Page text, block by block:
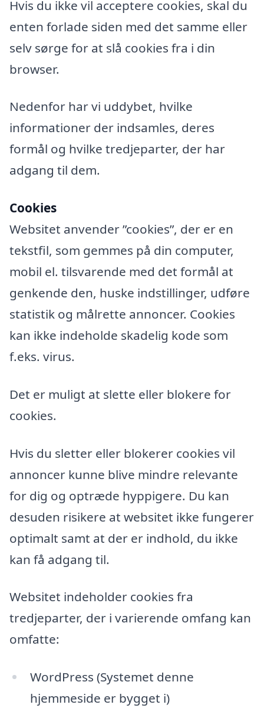
Hvis du ikke vil acceptere cookies, skal du
enten forlade siden med det samme eller
selv sørge for at slå cookies fra i din
browser.
Nedenfor har vi uddybet, hvilke
informationer der indsamles, deres
formål og hvilke tredjeparter, der har
adgang til dem.
Cookies
Websitet anvender ”cookies”, der er en
tekstfil, som gemmes på din computer,
mobil el. tilsvarende med det formål at
genkende den, huske indstillinger, udføre
statistik og målrette annoncer. Cookies
kan ikke indeholde skadelig kode som
f.eks. virus.
Det er muligt at slette eller blokere for
cookies.
Hvis du sletter eller blokerer cookies vil
annoncer kunne blive mindre relevante
for dig og optræde hyppigere. Du kan
desuden risikere at websitet ikke fungerer
optimalt samt at der er indhold, du ikke
kan få adgang til.
Websitet indeholder cookies fra
tredjeparter, der i varierende omfang kan
omfatte:
WordPress (Systemet denne
hjemmeside er bygget i)